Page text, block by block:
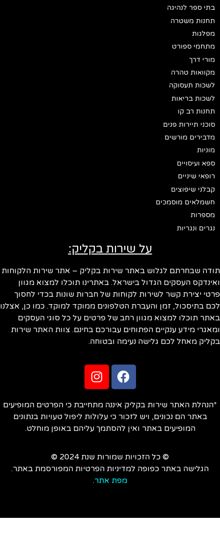
בתי ספר לנהיגה
תחנות משטרה
מפלגות
מתחמי ספורט
מורי דרך
מקוואות טהרה
לשכות תעסוקה
לשכות בריאות
תחנות רב קו
סוכני תיירות פנים
מדבירים מורשים
מוניות
ספא ועיסויים
רופאי שיניים
קבלני שיפוצים
חשמלאים מוסמכים
מספרות
נגרים ונגריות
על שירות בקליק:
שבחרתם לגלוש באתר שירות בקליק – אתר שירות הלקוחות
העסקים הגדול בישראל. באתרינו תוכלו למצוא מגוון
יצירת קשר לשירות לקוחות של חברות שונות בכדי לחסוך
בתיסכול, זמן והעברת הטלפונים ממוקד למוקד. כמו כן, אצלנו
תוכלו למצוא מגוון רחב של פרטים על כל סוגי העסקים
מידע ענקיים הפתוחים עבורכם בחינם. צוות האתר שירות
מאחל לכם גלישה נעימה ובטוחה.
האתר שירות בקליק איננה מתחייבת כי הפרטים המופיעים
באתר הם נכונים, ויש לזכור כי עלולות ליפול טעויות בנתונים
המופיעים באתר ואין להסתמך עליהם באופן מוחלט.
© כל הזכויות שמורות שנת 2024 ©
הגלישה באתר כפופה למדיניות הפרטיות המפורסמת באתר.
מפת אתר.